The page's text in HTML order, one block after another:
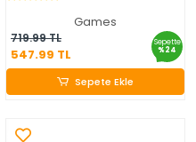
Games
719.99 TL
547.99 TL
Sepette
%24
547.99 TL
Sepete Ekle